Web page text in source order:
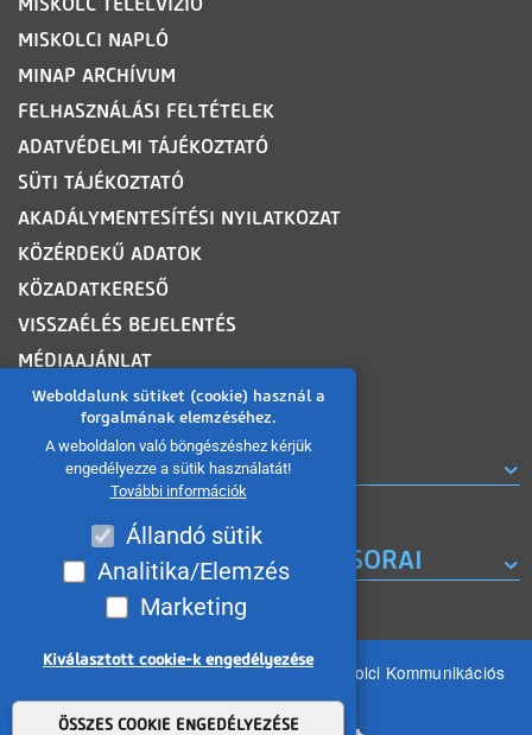
Weboldalunk sütiket (cookie) használ a
forgalmának elemzéséhez.
A weboldalon való böngészéshez kérjük
engedélyezze a sütik használatát!
További információk
Állandó sütik
Analitika/Elemzés
Marketing
Kiválasztott cookie-k engedélyezése
ÖSSZES COOKIE ENGEDÉLYEZÉSE
MISKOLCI NAPLÓ
MINAP ARCHÍVUM
FELHASZNÁLÁSI FELTÉTELEK
ADATVÉDELMI TÁJÉKOZTATÓ
SÜTI TÁJÉKOZTATÓ
AKADÁLYMENTESÍTÉSI NYILATKOZAT
KÖZÉRDEKŰ ADATOK
KÖZADATKERESŐ
VISSZAÉLÉS BEJELENTÉS
MÉDIAAJÁNLAT
OLDALTÉRKÉP
ROVATOK
A MISKOLC TV KORÁBBI MŰSORAI
Minden jog fenntartva 2026 © MIKOM Miskolci Kommunikációs
Nonprofit Kft.